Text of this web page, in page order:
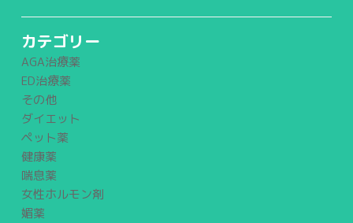
カテゴリー
AGA治療薬
ED治療薬
その他
ダイエット
ペット薬
健康薬
喘息薬
女性ホルモン剤
媚薬